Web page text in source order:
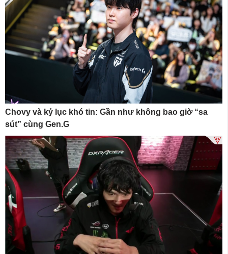
Chovy và kỷ lục khó tin: Gần như không bao giờ “sa
sút” cùng Gen.G